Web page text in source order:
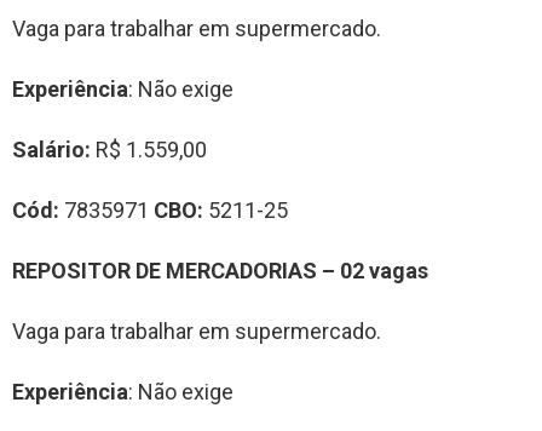
Vaga para trabalhar em supermercado.
Experiência: Não exige
Salário: R$ 1.559,00
Cód: 7835971 CBO: 5211-25
REPOSITOR DE MERCADORIAS – 02 vagas
Vaga para trabalhar em supermercado.
Experiência: Não exige